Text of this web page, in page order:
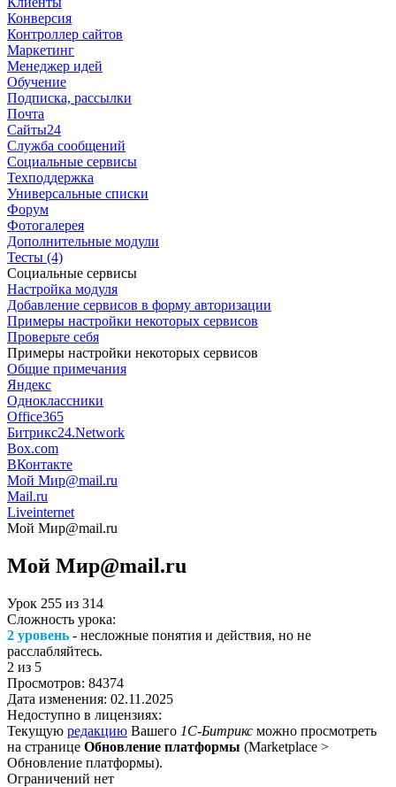
Конверсия
Контроллер сайтов
Маркетинг
Менеджер идей
Обучение
Подписка, рассылки
Почта
Сайты24
Служба сообщений
Социальные сервисы
Техподдержка
Универсальные списки
Форум
Фотогалерея
Дополнительные модули
Тесты (4)
Социальные сервисы
Настройка модуля
Добавление сервисов в форму авторизации
Примеры настройки некоторых сервисов
Проверьте себя
Примеры настройки некоторых сервисов
Общие примечания
Яндекс
Одноклассники
Office365
Битрикс24.Network
Box.com
ВКонтакте
Мой Мир@mail.ru
Mail.ru
Liveinternet
Мой Мир@mail.ru
Мой Мир@mail.ru
Урок 255 из 314
Сложность урока:
2 уровень - несложные понятия и действия, но не
расслабляйтесь.
2 из 5
Просмотров: 84374
Дата изменения: 02.11.2025
Недоступно в лицензиях:
Текущую редакцию Вашего 1С-Битрикс можно просмотреть
на странице Обновление платформы (Marketplace >
Обновление платформы).
Ограничений нет